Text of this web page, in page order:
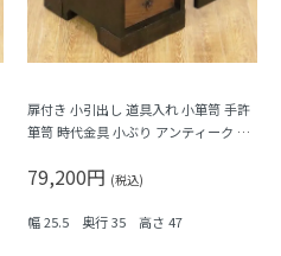
扉付き 小引出し 道具入れ 小箪笥 手許
箪笥 時代金具 小ぶり アンティーク 和
79,200円 (税込)
幅 25.5 奥行 35 高さ 47